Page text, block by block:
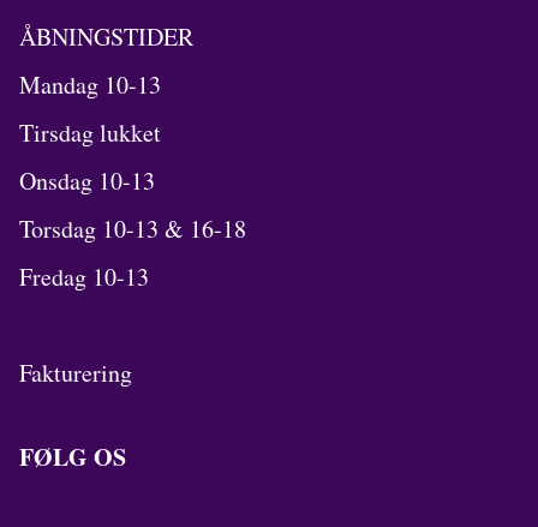
ÅBNINGSTIDER
Mandag 10-13
Tirsdag lukket
Onsdag 10-13
Torsdag 10-13 & 16-18
Fredag 10-13
Fakturering
FØLG OS